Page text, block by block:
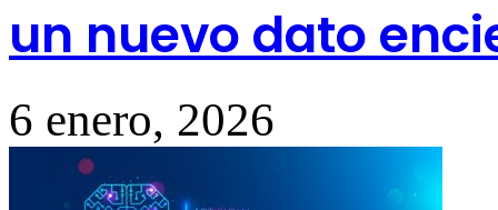
un nuevo dato
6 enero, 2026